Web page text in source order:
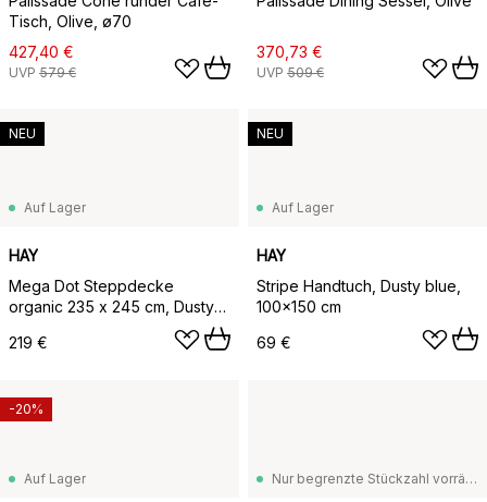
Tisch, Olive, ø70
427,40 €
UVP 579 €
370,73 €
UVP 509 €
Auf Lager
HAY
Mega Dot Steppdecke
organic 235 x 245 cm, Dusty
219 €
NEU
Auf Lager
HAY
Stripe Handtuch, Dusty blue,
100x150 cm
69 €
NEU
Auf Lager
-20%
Nur begrenzte Stückzahl vorrätig